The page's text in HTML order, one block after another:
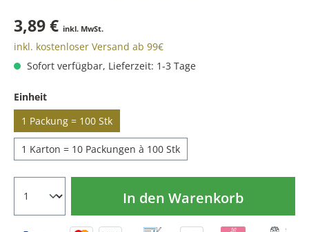
3,89 € inkl. MwSt.
inkl. kostenloser Versand ab 99€
Sofort verfügbar, Lieferzeit: 1-3 Tage
Einheit
1 Packung = 100 Stk
1 Karton = 10 Packungen à 100 Stk
In den Warenkorb